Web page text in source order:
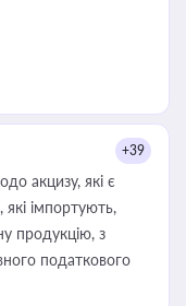
+39
акцизу, які є
імпортують,
продукцію, з
податкового